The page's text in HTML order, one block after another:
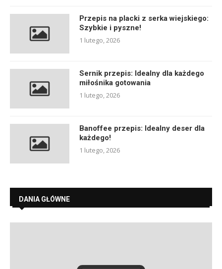
Przepis na placki z serka wiejskiego:
Szybkie i pyszne!
1 lutego, 2026
Sernik przepis: Idealny dla każdego
miłośnika gotowania
1 lutego, 2026
Banoffee przepis: Idealny deser dla
każdego!
1 lutego, 2026
DANIA GŁÓWNE